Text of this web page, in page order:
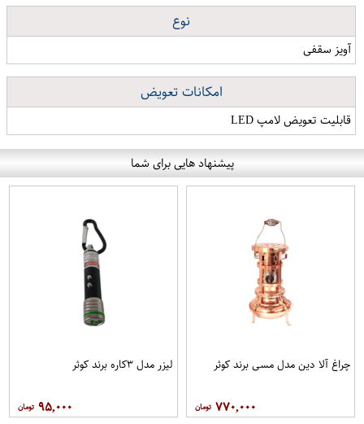
نوع
آویز سقفی
امکانات تعویض
قابلیت تعویض لامپ LED
پیشنهاد هایی برای شما
چراغ آلا دین مدل مسی برند کوثر
۷۷۰,۰۰۰
لیزر مدل ۳کاره برند کوثر
۹۵,۰۰۰